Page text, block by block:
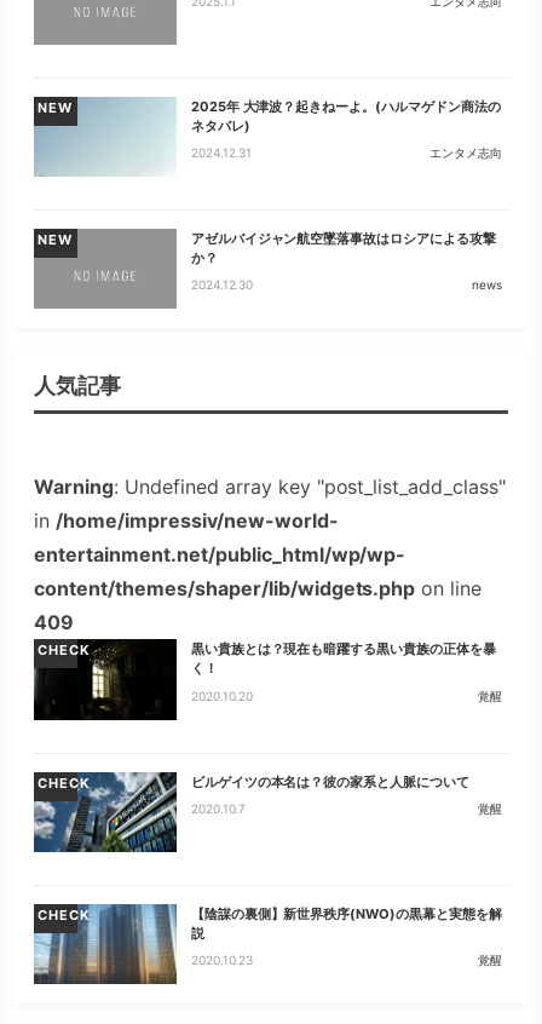
2025.1.1 エンタメ志向
NEW
2025年 大津波？起きねーよ。(ハルマゲドン商法の
ネタバレ)
2024.12.31 エンタメ志向
NEW
アゼルバイジャン航空墜落事故はロシアによる攻撃
か？
2024.12.30 news
人気記事
Warning: Undefined array key "post_list_add_class"
in /home/impressiv/new-world-
entertainment.net/public_html/wp/wp-
content/themes/shaper/lib/widgets.php on line
409
CHECK
黒い貴族とは？現在も暗躍する黒い貴族の正体を暴
く！
2020.10.20 覚醒
CHECK ビルゲイツの本名は？彼の家系と人脈について
2020.10.7 覚醒
CHECK
【陰謀の裏側】新世界秩序(NWO)の黒幕と実態を解
説
2020.10.23 覚醒